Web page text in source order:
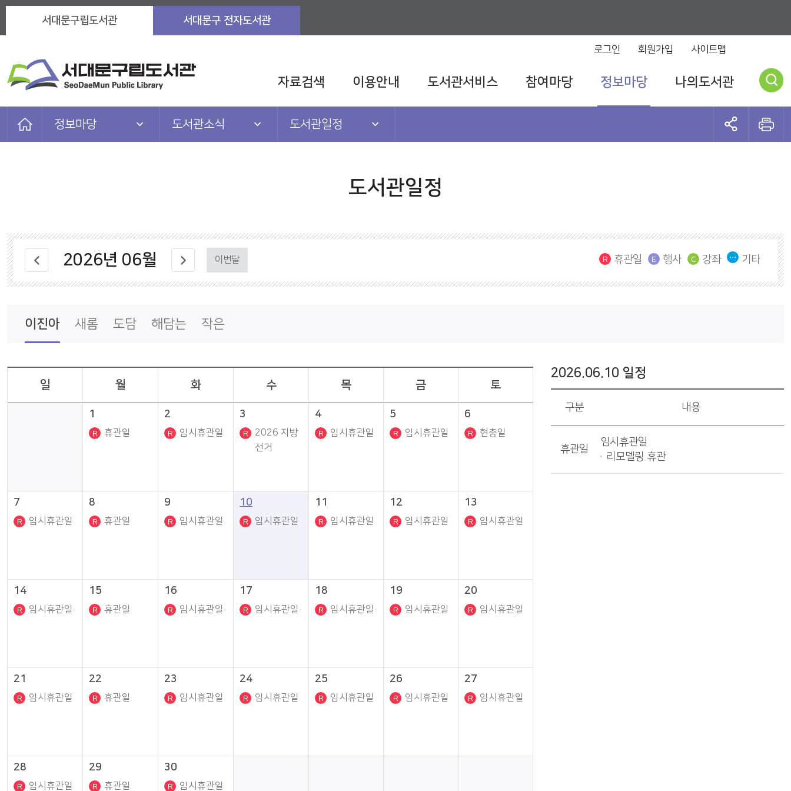
서대문구립도서관 서대문구 전자도서관
로그인 회원가입 사이트맵
자료검색 이용안내 도서관서비스 참여마당 정보마당 나의도서관
정보마당
참여마당
정보마당
나의도서관
도서관소식
마을 아카이브
관련 사이트
도서관일정
발간자료
도서관일정
2026년 06월 이번달 휴관일 행사 강좌 기타
이진아 새롬 도담 해담는 작은
일 월 화 수 목 금 토
1
휴관일
2
임시휴관일
3
2026 지방
선거
4
임시휴관일
5
임시휴관일
6
현충일
7
임시휴관일
8
휴관일
9
임시휴관일
10
임시휴관일
11
임시휴관일
12
임시휴관일
13
임시휴관일
14
임시휴관일
15
휴관일
16
임시휴관일
17
임시휴관일
18
임시휴관일
19
임시휴관일
20
임시휴관일
21
임시휴관일
22
휴관일
23
임시휴관일
24
임시휴관일
25
임시휴관일
26
임시휴관일
27
임시휴관일
28
임시휴관일
29
휴관일
30
임시휴관일
2026.06.10 일정
구분 내용
휴관일
임시휴관일
리모델링 휴관